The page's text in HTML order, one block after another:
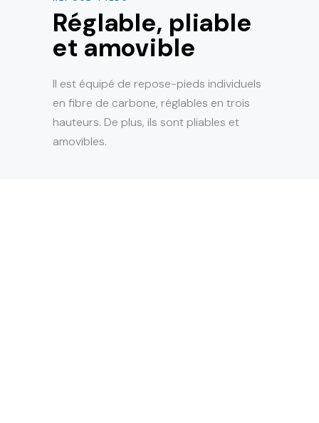
Réglable, pliable
et amovible
Il est équipé de repose-pieds individuels
en fibre de carbone, réglables en trois
hauteurs. De plus, ils sont pliables et
amovibles.